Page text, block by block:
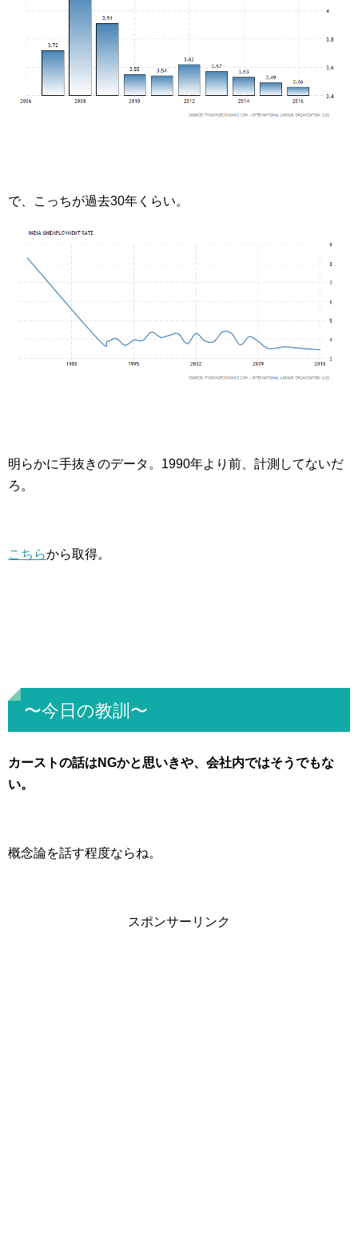
で、こっちが過去30年くらい。
明らかに手抜きのデータ。1990年より前、計測してないだ
ろ。
こちらから取得。
〜今日の教訓〜
カーストの話はNGかと思いきや、会社内ではそうでもな
い。
概念論を話す程度ならね。
スポンサーリンク